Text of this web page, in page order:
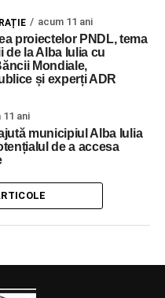
acum 11 ani
proiectelor PNDL, tema
la Alba Iulia cu
Mondiale,
și experți ADR
11 ani
municipiul Alba Iulia
de a accesa